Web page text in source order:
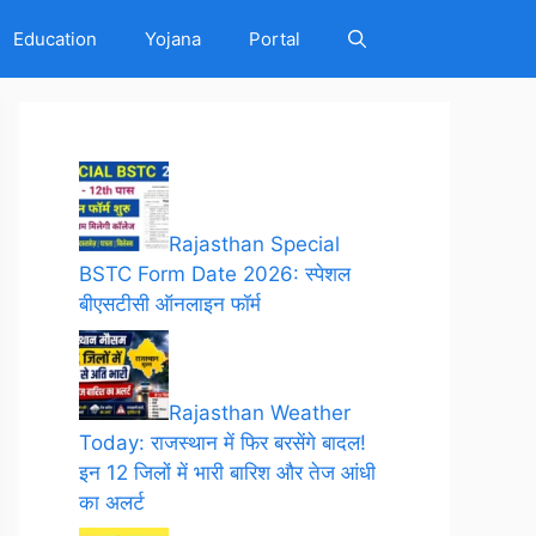
Education Yojana Portal
Rajasthan Special
BSTC Form Date 2026: स्पेशल
बीएसटीसी ऑनलाइन फॉर्म
Rajasthan Weather
Today: राजस्थान में फिर बरसेंगे बादल!
इन 12 जिलों में भारी बारिश और तेज आंधी
का अलर्ट